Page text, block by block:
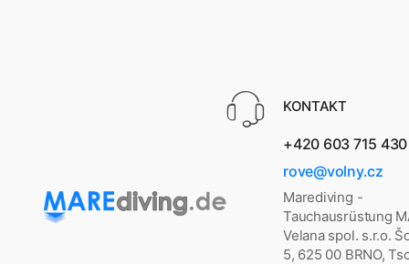
KONTAKT
+420 603 715 430
rove@volny.cz
Marediving -
Tauchausrüstung
Velana spol. s.r.o.
5, 625 00 BRNO,